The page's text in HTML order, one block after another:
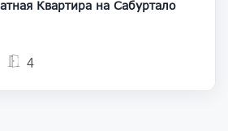
Продается 4 комнатная Квартира на Сабуртало
4